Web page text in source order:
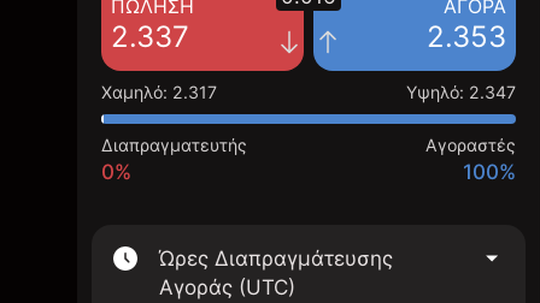
ΠΏΛΗΣΗ
2.337
ΑΓΟΡΆ
2.353
Χαμηλό: 2.317 Υψηλό: 2.347
Διαπραγματευτής
0%
Αγοραστές
100%
Ώρες Διαπραγμάτευσης
Αγοράς (UTC)